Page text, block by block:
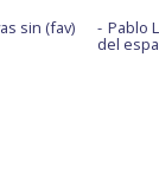
sin (fav) Pablo
del